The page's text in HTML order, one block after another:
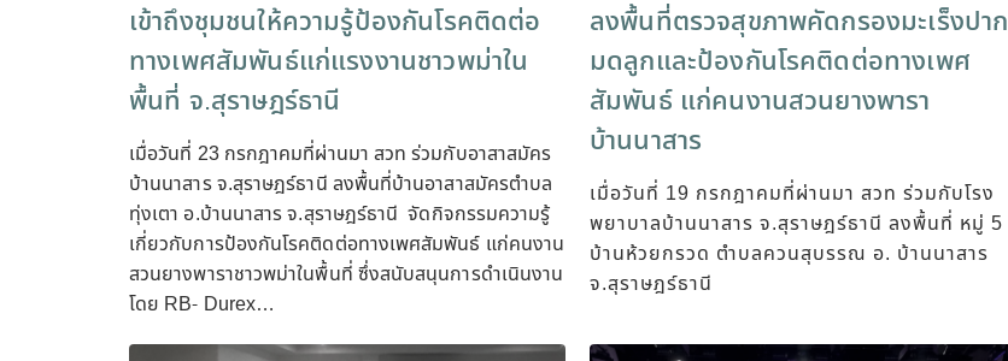
เข้าถึงชุมชนให้ความรู้ป้องกันโรคติดต่อ
ทางเพศสัมพันธ์แก่แรงงานชาวพม่าใน
พื้นที่ จ.สุราษฎร์ธานี
เมื่อวันที่ 23 กรกฎาคมที่ผ่านมา สวท ร่วมกับอาสาสมัคร
บ้านนาสาร จ.สุราษฎร์ธานี ลงพื้นที่บ้านอาสาสมัครตำบล
ทุ่งเตา อ.บ้านนาสาร จ.สุราษฎร์ธานี จัดกิจกรรมความรู้
เกี่ยวกับการป้องกันโรคติดต่อทางเพศสัมพันธ์ แก่คนงาน
สวนยางพาราชาวพม่าในพื้นที่ ซึ่งสนับสนุนการดำเนินงาน
โดย RB- Durex…
ลงพื้นที่ตรวจสุขภาพคัดกรองมะเร็งปาก
มดลูกและป้องกันโรคติดต่อทางเพศ
สัมพันธ์ แก่คนงานสวนยางพารา
บ้านนาสาร
เมื่อวันที่ 19 กรกฎาคมที่ผ่านมา สวท ร่วมกับโรง
พยาบาลบ้านนาสาร จ.สุราษฎร์ธานี ลงพื้นที่ หมู่ 5
บ้านห้วยกรวด ตำบลควนสุบรรณ อ. บ้านนาสาร
จ.สุราษฎร์ธานี